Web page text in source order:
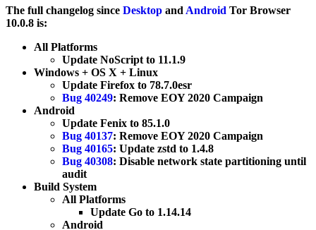
The full changelog since Desktop andAndroid Tor Browser
10.0.8 is:
All Platforms
Update NoScript to 11.1.9
Windows + OS X + Linux
Update Firefox to 78.7.0esr
Bug 40249: Remove EOY 2020 Campaign
Android
Update Fenix to 85.1.0
Bug 40137: Remove EOY 2020 Campaign
Bug 40165: Update zstd to 1.4.8
Bug 40308: Disable network state partitioning until
audit
Build System
All Platforms
Update Go to 1.14.14
Android